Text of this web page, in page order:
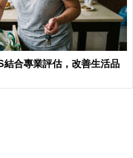
合專業評估，改善生活品